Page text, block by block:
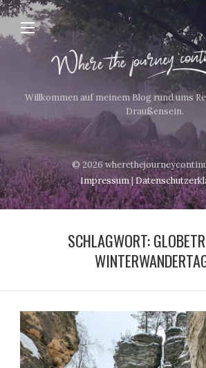
Willkommen auf meinem Blog rund ums
Draußensein.
© 2026
Impressum|
SCHLAGWORT: